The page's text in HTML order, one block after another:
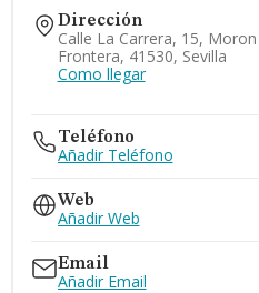
Dirección
Calle La Carrera, 15,
Frontera, 41530, Sevilla
Como llegar
Teléfono
Añadir Teléfono
Web
Añadir Web
Email
Añadir Email